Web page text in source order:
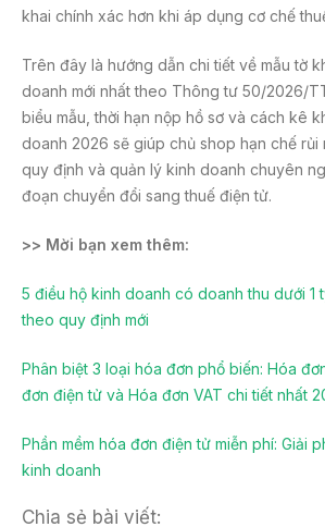
khai chính xác hơn khi áp dụng cơ chế
Trên đây là hướng dẫn chi tiết về mẫu tờ
doanh mới nhất theo Thông tư 50/2026/
biểu mẫu, thời hạn nộp hồ sơ và cách kê
doanh 2026 sẽ giúp chủ shop hạn chế rủi
quy định và quản lý kinh doanh chuyên
đoạn chuyển đổi sang thuế điện tử.
>> Mời bạn xem thêm:
5 điều hộ kinh doanh có doanh thu dưới 1
theo quy định mới
Phân biệt 3 loại hóa đơn phổ biến: Hóa
đơn điện tử và Hóa đơn VAT chi tiết nhất
Phần mềm hóa đơn điện tử miễn phí: Giải
kinh doanh
Chia sẻ bài viết: